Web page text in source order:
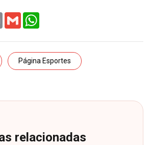
Email Gmail
Página Esportes
relacionadas